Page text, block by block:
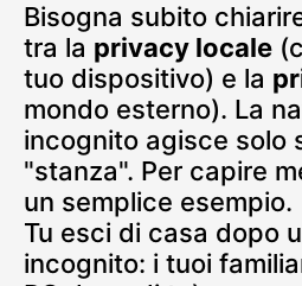
Bisogna subito
tra la privacy locale
tuo dispositivo) e la
mondo esterno). La
incognito agisce solo
"stanza". Per capire
un semplice esempio.
Tu esci di casa dopo
incognito: i tuoi